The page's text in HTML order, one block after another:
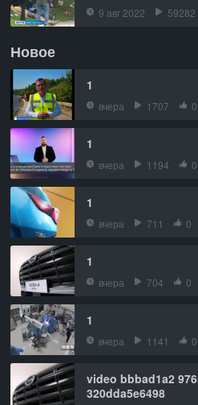
9 авг 2022 59282
Новое
1
вчера 1707 0
1
вчера 1194 0
1
вчера 711 0
1
вчера 704 0
1
вчера 1141 0
video bbbad1a2
320dda5e6498